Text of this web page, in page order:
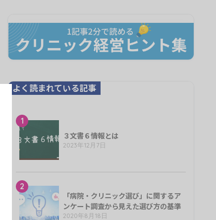
よく読まれている記事
1
３文書６情報とは
2023年12月7日
2
「病院・クリニック選び」に関するア
ンケート調査から見えた選び方の基準
2020年8月18日